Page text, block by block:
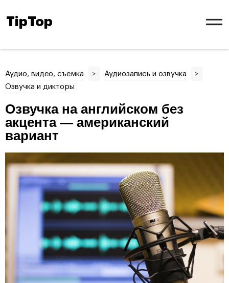
TipTop
Аудио, видео, съемка > Аудиозапись и озвучка
>
Озвучка и дикторы
Озвучка на английском без
акцента — американский
вариант